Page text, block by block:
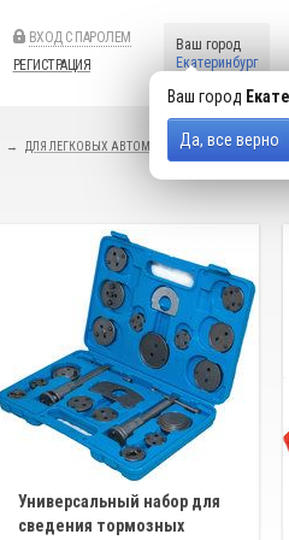
ВХОД С ПАРОЛЕМ
РЕГИСТРАЦИЯ
Ваш город
Екатеринбург
Ваш город
Да, все верно
ДЛЯ ЛЕГКОВЫХ АВТОМОБИЛЕЙ
Универсальный набор для
сведения тормозных